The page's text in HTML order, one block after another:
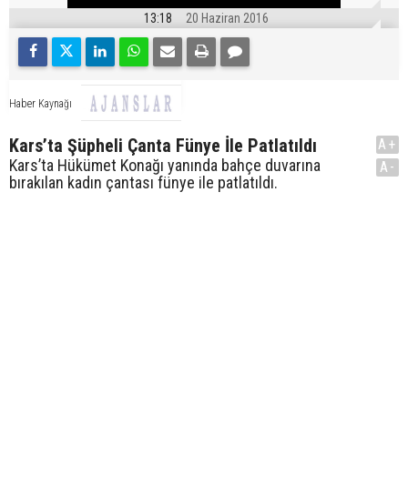
13:18 20 Haziran 2016
Haber Kaynağı
Kars’ta Şüpheli Çanta Fünye İle Patlatıldı
Kars’ta Hükümet Konağı yanında bahçe duvarına
bırakılan kadın çantası fünye ile patlatıldı.
A+
A-